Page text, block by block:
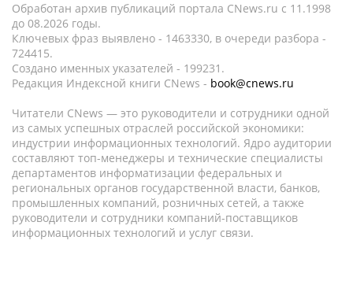
Обработан архив публикаций портала CNews.ru c 11.1998
до 08.2026 годы.
Ключевых фраз выявлено - 1463330, в очереди разбора -
724415.
Создано именных указателей - 199231.
Редакция Индексной книги CNews - book@cnews.ru
Читатели CNews — это руководители и сотрудники одной
из самых успешных отраслей российской экономики:
индустрии информационных технологий. Ядро аудитории
составляют топ-менеджеры и технические специалисты
департаментов информатизации федеральных и
региональных органов государственной власти, банков,
промышленных компаний, розничных сетей, а также
руководители и сотрудники компаний-поставщиков
информационных технологий и услуг связи.